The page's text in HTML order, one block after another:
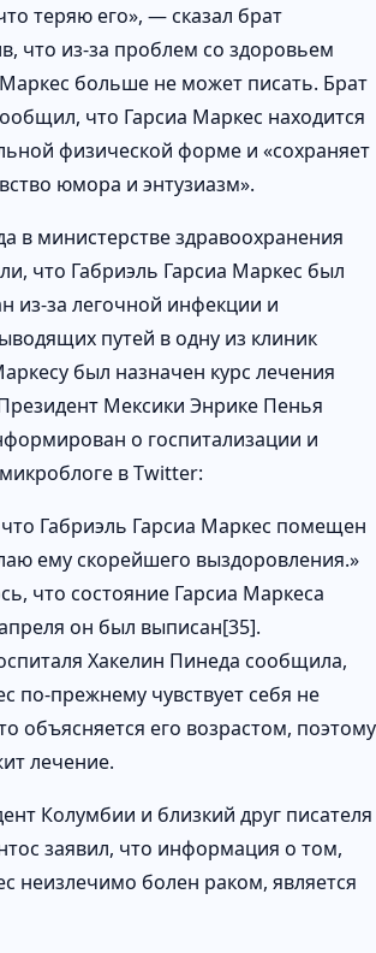
теряю его», — сказал брат
что из-за проблем со здоровьем
больше не может писать. Брат
что Гарсиа Маркес находится
физической форме и «сохраняет
юмора и энтузиазм».
в министерстве здравоохранения
что Габриэль Гарсиа Маркес был
из-за легочной инфекции и
путей в одну из клиник
был назначен курс лечения
Мексики Энрике Пенья
о госпитализации и
в Twitter:
Габриэль Гарсиа Маркес помещен
ему скорейшего выздоровления.»
что состояние Гарсиа Маркеса
он был выписан[35].
Хакелин Пинеда сообщила,
по-прежнему чувствует себя не
объясняется его возрастом, поэтому
лечение.
Колумбии и близкий друг писателя
заявил, что информация о том,
неизлечимо болен раком, является